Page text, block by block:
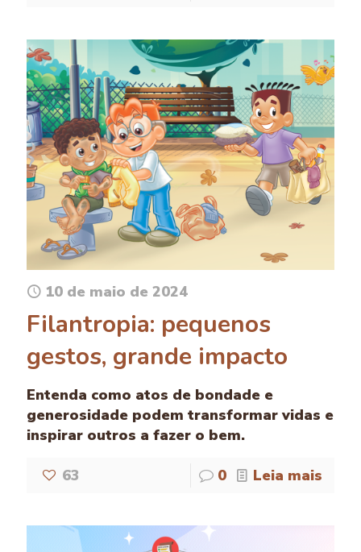
10 de maio de 2024
Filantropia: pequenos
gestos, grande impacto
Entenda como atos de bondade e
generosidade podem transformar vidas e
inspirar outros a fazer o bem.
63 0 Leia mais